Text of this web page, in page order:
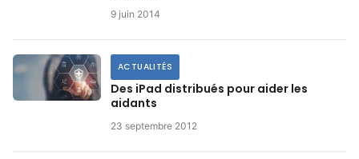
9 juin 2014
ACTUALITÉS
Des iPad distribués pour aider les
aidants
23 septembre 2012